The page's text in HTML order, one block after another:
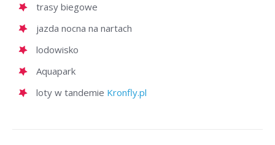
trasy biegowe
jazda nocna na nartach
lodowisko
Aquapark
loty w tandemie Kronfly.pl